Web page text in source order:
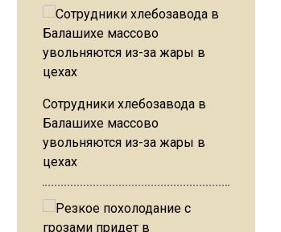
Сотрудники хлебозавода в
Балашихе массово
увольняются из-за жары в
цехах